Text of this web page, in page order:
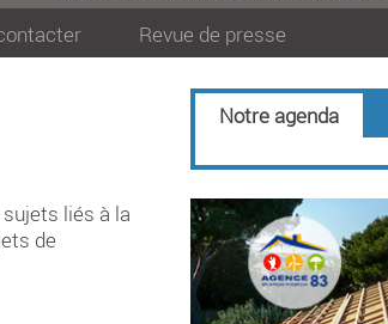
Revue de presse
liés à la
de
Notre agenda